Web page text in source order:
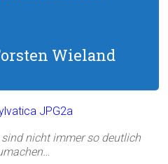
Wieland
nicht immer so deutlich